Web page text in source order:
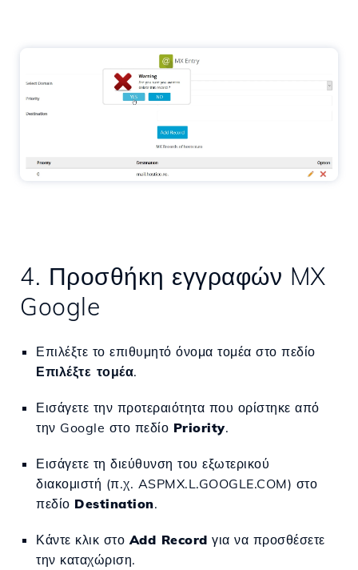
4. Προσθήκη εγγραφών MX
Google
Επιλέξτε το επιθυμητό όνομα τομέα στο πεδίο
Επιλέξτε τομέα.
Εισάγετε την προτεραιότητα που ορίστηκε από
την Google στο πεδίο Priority.
Εισάγετε τη διεύθυνση του εξωτερικού
διακομιστή (π.χ. ASPMX.L.GOOGLE.COM) στο
πεδίο Destination.
Κάντε κλικ στοAdd Record για να προσθέσετε
την καταχώριση.